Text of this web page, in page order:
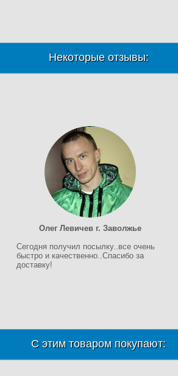
Некоторые отзывы:
Олег Левичев г. Заволжье
Сегодня получил посылку..все очень
быстро и качественно..Спасибо за
доставку!
С этим товаром покупают: